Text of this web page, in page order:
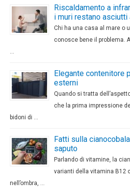
Riscaldamento a
i muri restano asciutti
Chi ha una casa al mare o
conosce bene il problema.
Elegante contenitore
esterni
Quando si tratta
che la prima impressione
bidoni di …
Fatti sulla
saputo
Parlando di vitamine, la
varianti della vitamina B12
nell’ombra, …